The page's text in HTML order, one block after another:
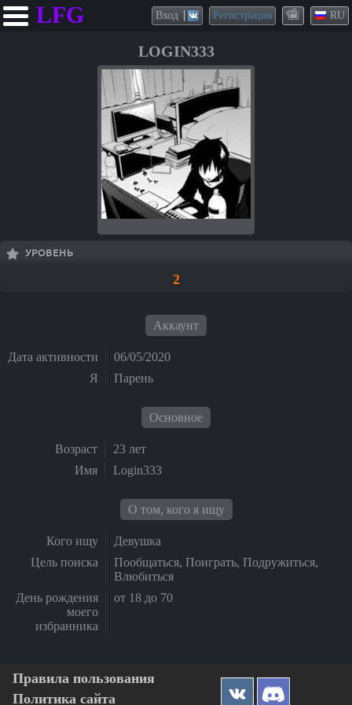
LFG Вход Регистрация RU
LOGIN333
УРОВЕНЬ
2
Аккаунт
Дата активности
06/05/2020
Я
Парень
Основное
Возраст
23 лет
Имя
Login333
О том, кого я ищу
Кого ищу
Девушка
Цель поиска
Пообщаться, Поиграть, Подружиться,
Влюбиться
День рождения
моего
избранника
от 18 до 70
Правила пользования
Политика сайта